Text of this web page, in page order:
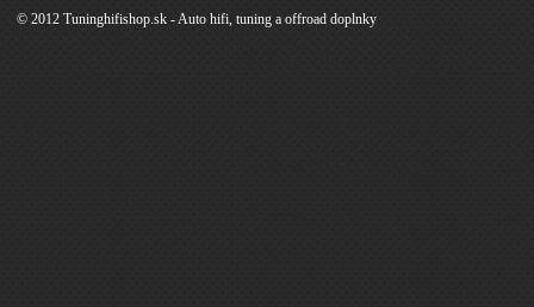
© 2012 Tuninghifishop.sk - Auto hifi, tuning a offroad doplnky